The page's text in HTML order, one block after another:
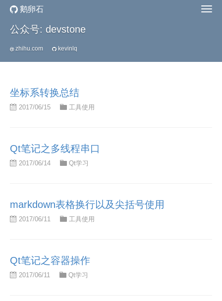
鹅卵石
公众号: devstone
zhihu.com kevinlq
坐标系转换总结
2017/06/15 工具使用
Qt笔记之多线程串口
2017/06/14 Qt学习
markdown表格换行以及尖括号使用
2017/06/11 工具使用
Qt笔记之容器操作
2017/06/11 Qt学习